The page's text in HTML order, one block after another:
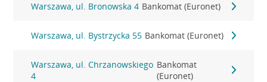
Warszawa, ul. Bronowska 4 Bankomat (Euronet)
Warszawa, ul. Bystrzycka 55 Bankomat (Euronet)
Warszawa, ul. Chrzanowskiego
4
Bankomat
(Euronet)